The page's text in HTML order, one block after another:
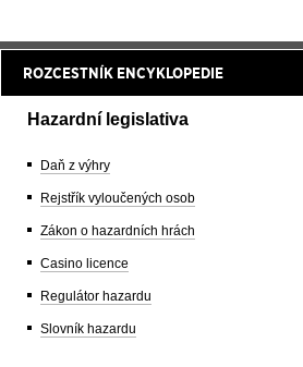
ROZCESTNÍK ENCYKLOPEDIE
Hazardní legislativa
Daň z výhry
Rejstřík vyloučených osob
Zákon o hazardních hrách
Casino licence
Regulátor hazardu
Slovník hazardu